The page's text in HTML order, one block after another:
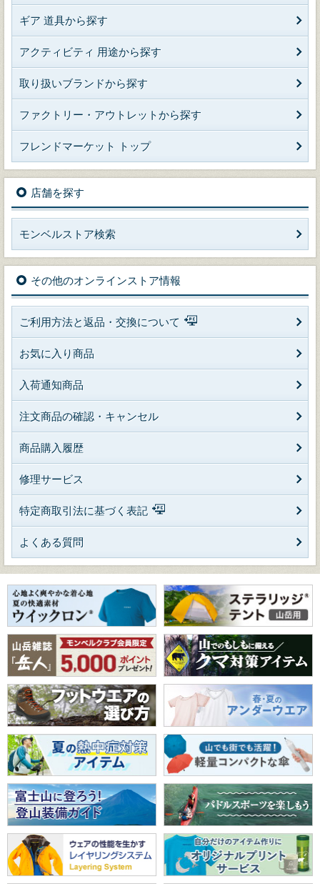
ギア 道具から探す
アクティビティ 用途から探す
取り扱いブランドから探す
ファクトリー・アウトレットから探す
フレンドマーケット トップ
店舗を探す
モンベルストア検索
その他のオンラインストア情報
ご利用方法と返品・交換について
お気に入り商品
入荷通知商品
注文商品の確認・キャンセル
商品購入履歴
修理サービス
特定商取引法に基づく表記
よくある質問